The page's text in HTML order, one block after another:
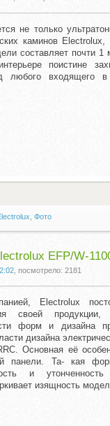
не только
каминов
составляет почти 1
поистине
любого входящего
Фото
EFP/W-
, посмотрело: 2181
Electrolux
своей продукции,
форм и дизайна
дизайна
Основная её
панели. Та- кая
и
изящность